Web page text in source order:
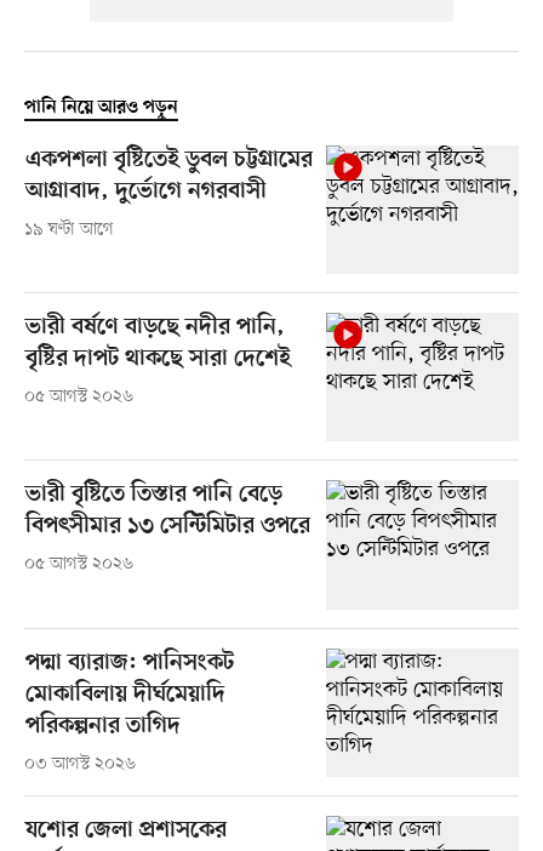
পানি নিয়ে আরও পড়ুন
একপশলা বৃষ্টিতেই ডুবল চট্টগ্রামের
আগ্রাবাদ, দুর্ভোগে নগরবাসী
১৯ ঘণ্টা আগে
ভারী বর্ষণে বাড়ছে নদীর পানি,
বৃষ্টির দাপট থাকছে সারা দেশেই
০৫ আগস্ট ২০২৬
ভারী বৃষ্টিতে তিস্তার পানি বেড়ে
বিপৎসীমার ১৩ সেন্টিমিটার ওপরে
০৫ আগস্ট ২০২৬
পদ্মা ব্যারাজ: পানিসংকট
মোকাবিলায় দীর্ঘমেয়াদি
পরিকল্পনার তাগিদ
০৩ আগস্ট ২০২৬
যশোর জেলা প্রশাসকের